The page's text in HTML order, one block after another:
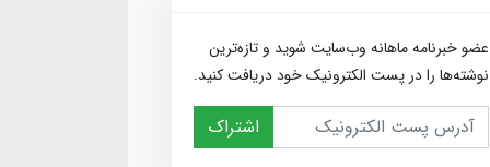
عضو خبرنامه ماهانه وب‌سایت شوید و تازه‌ترین
نوشته‌ها را در پست الکترونیک خود دریافت کنید.
اشتراک